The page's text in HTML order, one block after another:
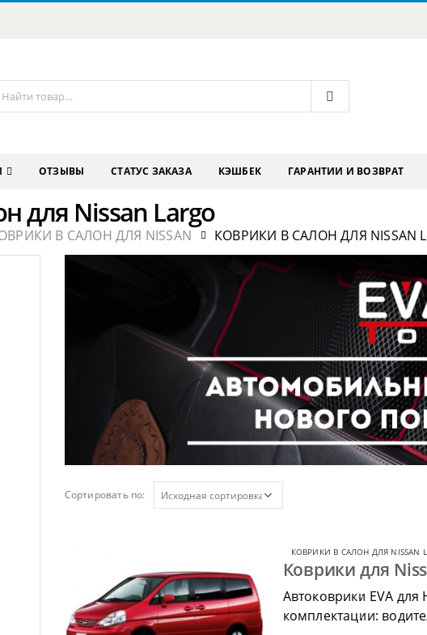
ОТЗЫВЫ СТАТУС ЗАКАЗА КЭШБЕК ГАРАНТИИ И ВОЗВРАТ
для Nissan Largo
В САЛОН ДЛЯ NISSAN КОВРИКИ В САЛОН ДЛЯ NISSAN
Сортировать по:
КОВРИКИ В САЛОН ДЛЯ NISSAN
Коврики для
Автоковрики EVA
комплектации: